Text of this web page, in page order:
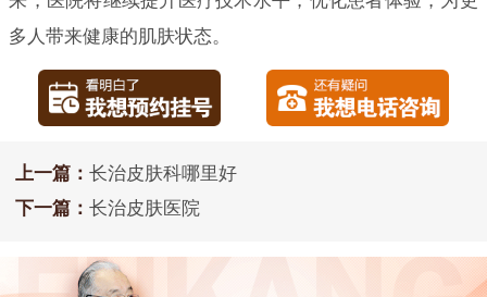
多人带来健康的肌肤状态。
上一篇： 长治皮肤科哪里好
下一篇： 长治皮肤医院